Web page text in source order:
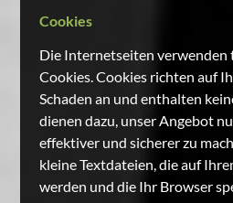
Cookies
Die Internetseiten verwenden
Cookies. Cookies richten auf
Schaden an und enthalten
dienen dazu, unser Angebot
effektiver und sicherer zu
kleine Textdateien, die auf
werden und die Ihr Browser